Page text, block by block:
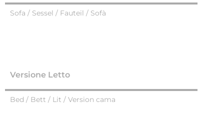
Sofa / Sessel / Fauteil / Sofà
Versione Letto
Bed / Bett / Lit / Version cama